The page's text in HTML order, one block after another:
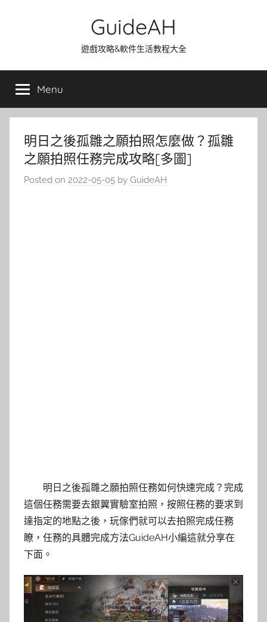
GuideAH
遊戲攻略&軟件生活教程大全
Menu
明日之後孤雛之願拍照怎麼做？孤雛
之願拍照任務完成攻略[多圖]
Posted on 2022-05-05 by GuideAH
明日之後孤雛之願拍照任務如何快速完成？完成
這個任務需要去銀翼實驗室拍照，按照任務的要求到
達指定的地點之後，玩傢們就可以去拍照完成任務
瞭，任務的具體完成方法GuideAH小編這就分享在
下面。